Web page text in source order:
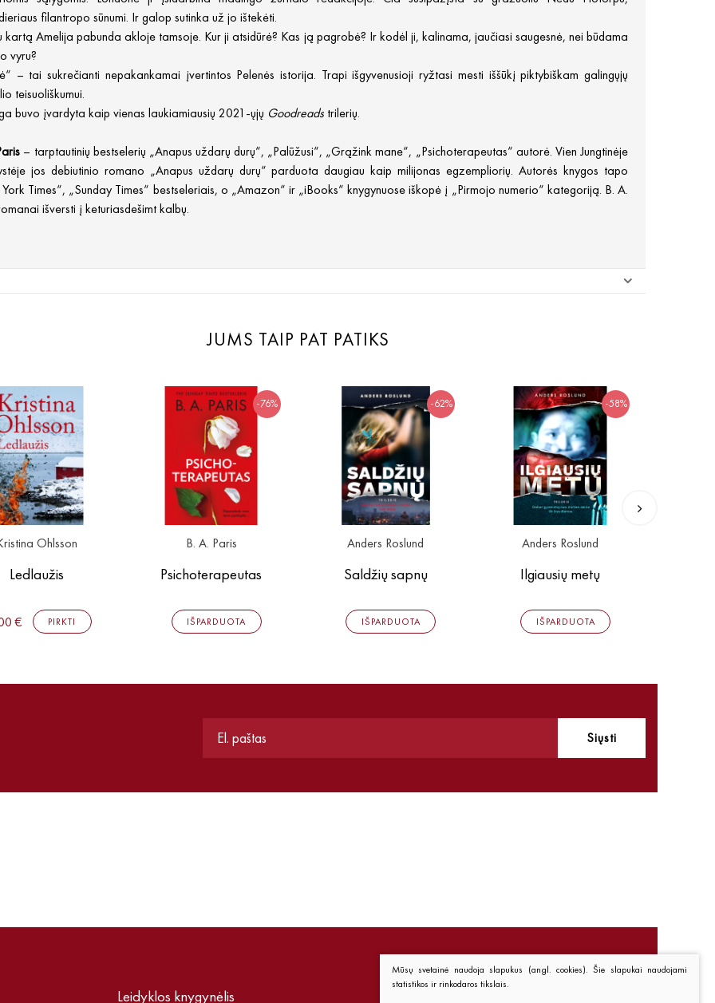
filantropo sūnumi. Ir galop sutinka už jo ištekėti.
kartą Amelija pabunda akloje tamsoje. Kur ji atsidūrė? Kas ją pagrobė? Ir kodėl ji, kalinama, jaučiasi saugesnė, nei būdama
vyru?
– tai sukrečianti nepakankamai įvertintos Pelenės istorija. Trapi išgyvenusioji ryžtasi mesti iššūkį piktybiškam galingųjų
teisuoliškumui.
buvo įvardyta kaip vienas laukiamiausių 2021-ųjų Goodreads trilerių.
– tarptautinių bestselerių „Anapus uždarų durų“, „Palūžusi“, „Grąžink mane“, „Psichoterapeutas“ autorė. Vien Jungtinėje
jos debiutinio romano „Anapus uždarų durų“ parduota daugiau kaip milijonas egzempliorių. Autorės knygos tapo
Times“, „Sunday Times“ bestseleriais, o „Amazon“ ir „iBooks“ knygynuose iškopė į „Pirmojo numerio“ kategoriją. B. A.
išversti į keturiasdešimt kalbų.
JUMS TAIP PAT PATIKS
Ohlsson
Ledlaužis
€ PIRKTI
-76%
B. A. Paris
Psichoterapeutas
IŠPARDUOTA
-62%
Anders Roslund
Saldžių sapnų
IŠPARDUOTA
-58%
Anders Roslund
Ilgiausių metų
IŠPARDUOTA
Siųsti
Leidyklos knygynėlis
Mūsų svetainė naudoja slapukus (angl. cookies). Šie slapukai naudojami
statistikos ir rinkodaros tikslais.